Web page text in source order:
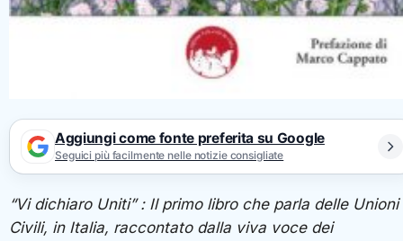
Aggiungi come fonte preferita su Google
Seguici più facilmente nelle notizie consigliate
“Vi dichiaro Uniti” : Il primo libro che parla delle Unioni
Civili, in Italia, raccontato dalla viva voce dei